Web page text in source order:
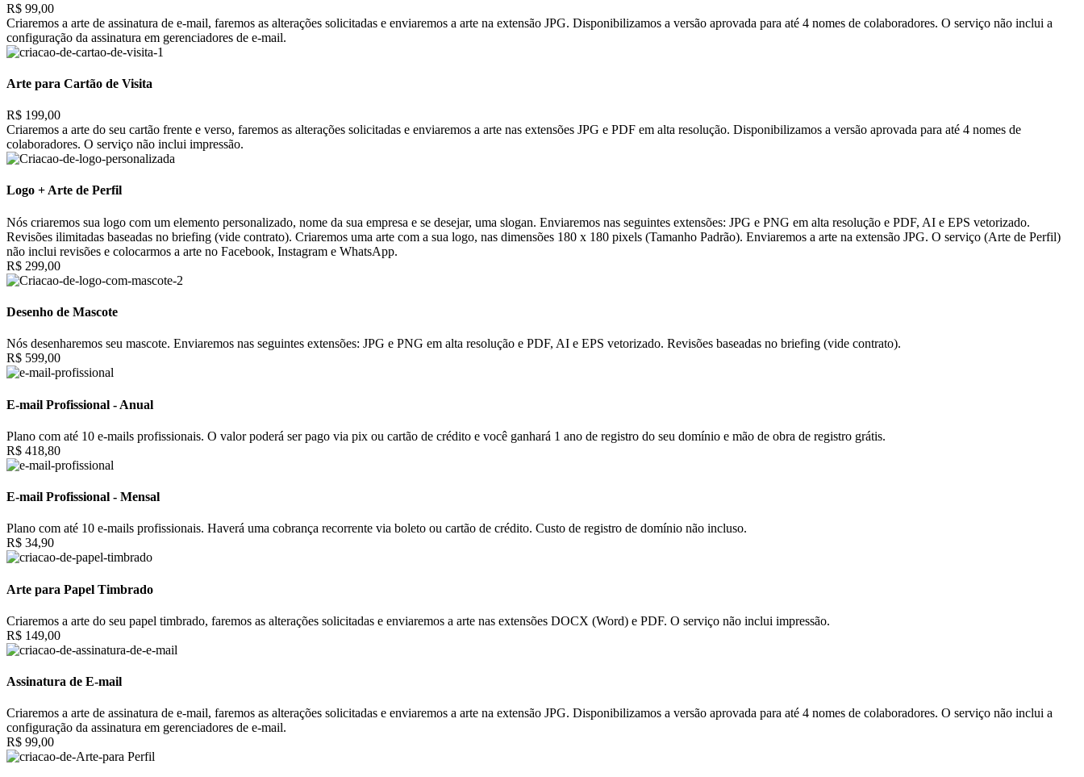
R$ 99,00
Criaremos a arte de assinatura de e-mail, faremos as alterações solicitadas e enviaremos a arte na extensão JPG. Disponibilizamos a versão aprovada para até 4 nomes de colaboradores. O serviço não inclui a
configuração da assinatura em gerenciadores de e-mail.
Arte para Cartão de Visita
R$ 199,00
Criaremos a arte do seu cartão frente e verso, faremos as alterações solicitadas e enviaremos a arte nas extensões JPG e PDF em alta resolução. Disponibilizamos a versão aprovada para até 4 nomes de
colaboradores. O serviço não inclui impressão.
Logo + Arte de Perfil
Nós criaremos sua logo com um elemento personalizado, nome da sua empresa e se desejar, uma slogan. Enviaremos nas seguintes extensões: JPG e PNG em alta resolução e PDF, AI e EPS vetorizado.
Revisões ilimitadas baseadas no briefing (vide contrato). Criaremos uma arte com a sua logo, nas dimensões 180 x 180 pixels (Tamanho Padrão). Enviaremos a arte na extensão JPG. O serviço (Arte de Perfil)
não inclui revisões e colocarmos a arte no Facebook, Instagram e WhatsApp.
R$ 299,00
Desenho de Mascote
Nós desenharemos seu mascote. Enviaremos nas seguintes extensões: JPG e PNG em alta resolução e PDF, AI e EPS vetorizado. Revisões baseadas no briefing (vide contrato).
R$ 599,00
E-mail Profissional - Anual
Plano com até 10 e-mails profissionais. O valor poderá ser pago via pix ou cartão de crédito e você ganhará 1 ano de registro do seu domínio e mão de obra de registro grátis.
R$ 418,80
E-mail Profissional - Mensal
Plano com até 10 e-mails profissionais. Haverá uma cobrança recorrente via boleto ou cartão de crédito. Custo de registro de domínio não incluso.
R$ 34,90
Arte para Papel Timbrado
Criaremos a arte do seu papel timbrado, faremos as alterações solicitadas e enviaremos a arte nas extensões DOCX (Word) e PDF. O serviço não inclui impressão.
R$ 149,00
Assinatura de E-mail
Criaremos a arte de assinatura de e-mail, faremos as alterações solicitadas e enviaremos a arte na extensão JPG. Disponibilizamos a versão aprovada para até 4 nomes de colaboradores. O serviço não inclui a
configuração da assinatura em gerenciadores de e-mail.
R$ 99,00